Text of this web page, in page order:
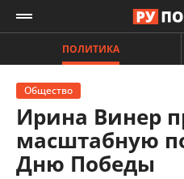
ПОЛИТИКА
Общество
Ирина Винер
масштабную
Дню Победы